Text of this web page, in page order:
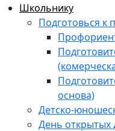
Школьнику
Подготовься к
основа)
Детско-
День открытых